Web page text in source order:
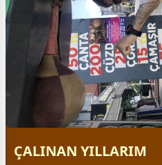
ÇALINAN YILLARIM